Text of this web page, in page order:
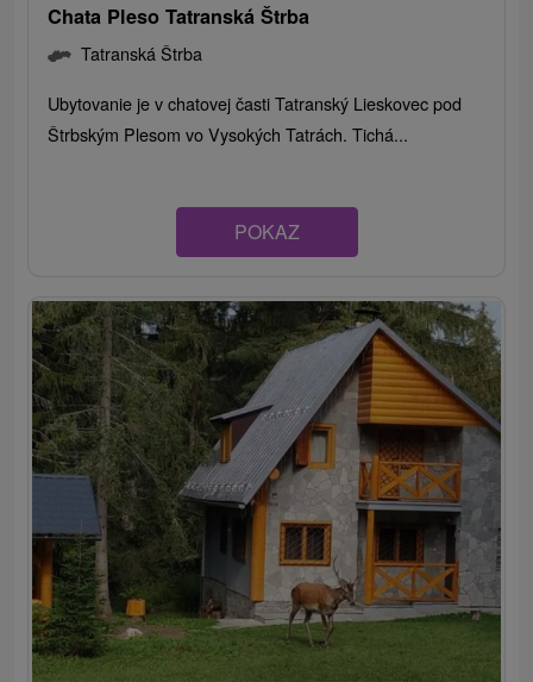
Chata Pleso Tatranská Štrba
Tatranská Štrba
Ubytovanie je v chatovej časti Tatranský Lieskovec pod
Štrbským Plesom vo Vysokých Tatrách. Tichá...
POKAZ